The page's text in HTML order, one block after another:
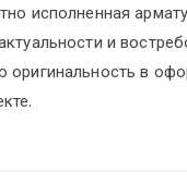
исполненная
и
оригинальность в